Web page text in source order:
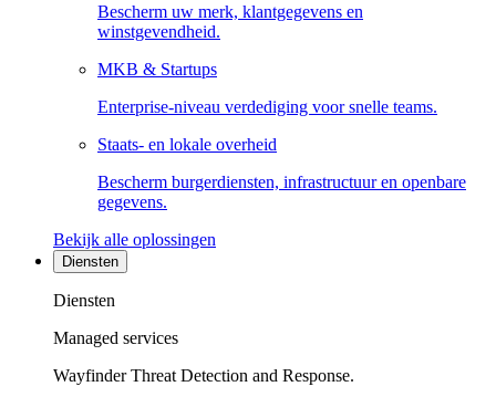
Bescherm uw merk, klantgegevens en
winstgevendheid.
MKB & Startups
Enterprise-niveau verdediging voor snelle teams.
Staats- en lokale overheid
Bescherm burgerdiensten, infrastructuur en openbare
gegevens.
Bekijk alle oplossingen
Diensten
Diensten
Managed services
Wayfinder Threat Detection and Response.